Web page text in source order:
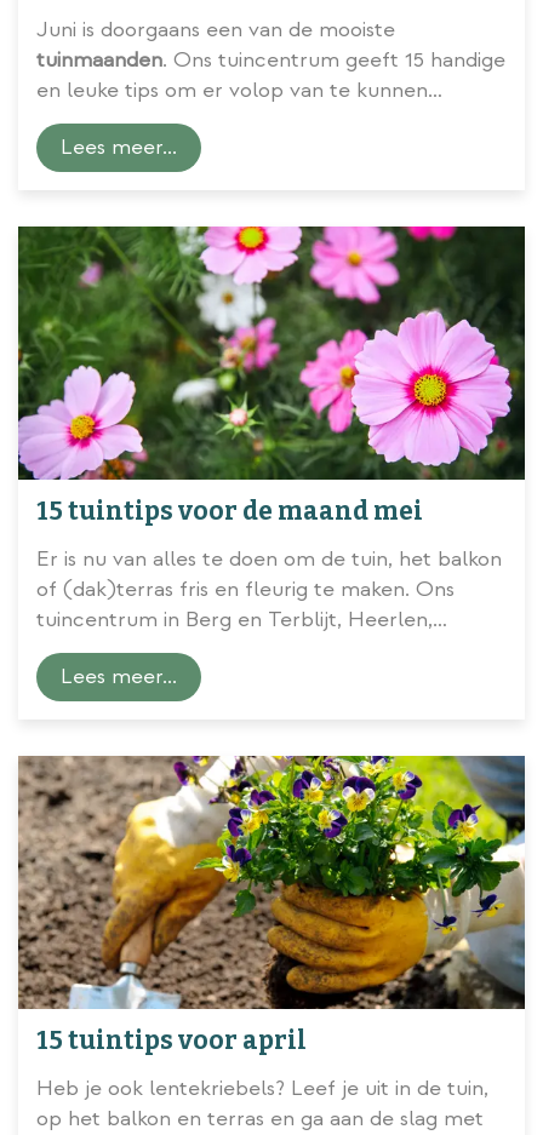
Juni is doorgaans een van de mooiste
tuinmaanden. Ons tuincentrum geeft 15 handige
en leuke tips om er volop van te kunnen
genieten.
Lees meer...
15 tuintips voor de maand mei
Er is nu van alles te doen om de tuin, het balkon
of (dak)terras fris en fleurig te maken. Ons
tuincentrum in Berg en Terblijt, Heerlen,
Maasbracht en Roermond zet
klusjes voor deze maand op een rij. Fijn en
Lees meer...
15 tuintips voor april
Heb je ook lentekriebels? Leef je uit in de tuin,
op het balkon en terras en ga aan de slag met